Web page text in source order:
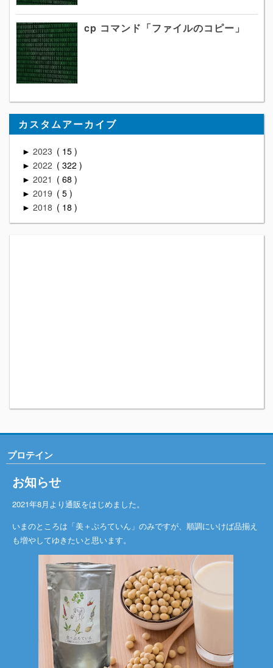
cp コマンド「ファイルのコピー」
カスタムアーカイブ
► 2023 15
► 2022 322
► 2021 68
► 2019 5
► 2018 18
プロテイン
お知らせ
2021年8月より通販をはじめました。
いまのところは「美＋ぷろていん」のみですが、順調にいけば品揃え
も増やしてゆきたいと思います。